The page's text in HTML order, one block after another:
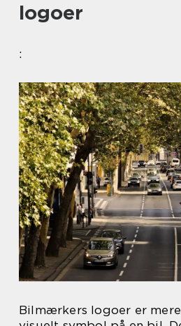
logoer
:
Bilmærkers logoer er